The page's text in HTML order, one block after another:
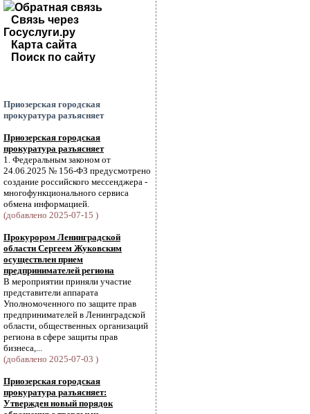
Обратная связь
Связь через
Госуслуги.ру
Карта сайта
Поиск по сайту
Приозерская городская
прокуратура разъясняет
Приозерская городская
прокуратура разъясняет
1. Федеральным законом от
24.06.2025 № 156-ФЗ предусмотрено
создание российского мессенджера -
многофункционального сервиса
обмена информацией.
(добавлено 2025-07-15 )
Прокурором Ленинградской
области Сергеем Жуковским
осуществлен прием
предпринимателей региона
В мероприятии приняли участие
представители аппарата
Уполномоченного по защите прав
предпринимателей в Ленинградской
области, общественных организаций
региона в сфере защиты прав
бизнеса,...
(добавлено 2025-07-03 )
Приозерская городская
прокуратура разъясняет:
Утвержден новый порядок